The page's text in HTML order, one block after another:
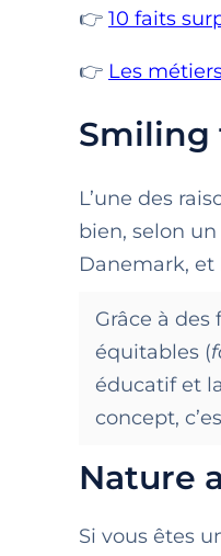
👉 10 faits
👉 Les
Smiling
L’une des
bien, selon
Danemark, et
Grâce à des
équitables (
éducatif et
concept,
Nature
Si vous êtes